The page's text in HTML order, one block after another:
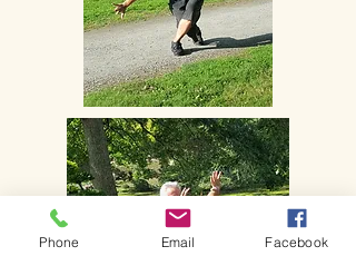
Phone Email Facebook